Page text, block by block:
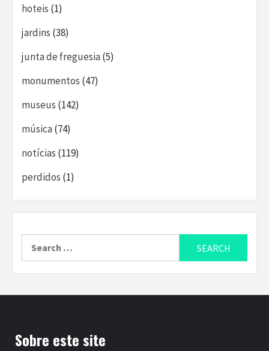
hoteis (1)
jardins (38)
junta de freguesia(5)
monumentos (47)
museus (142)
música(74)
notícias (119)
perdidos (1)
Sobre este site